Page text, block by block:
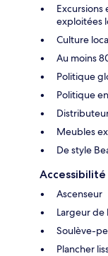
Excursions
exploitées
Culture
Au moins
Politique
Politique
Meubles
De style
Accessibilité
Ascenseur
Largeur de
Soulève-
Plancher